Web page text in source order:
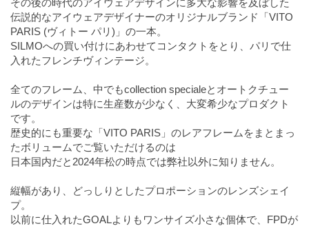
伝説的なアイウェアデザイナーのオリジナルブランド「VITO
PARIS (ヴィトー パリ)」の一本。
SILMOへの買い付けにあわせてコンタクトをとり、パリで仕
入れたフレンチヴィンテージ。
全てのフレーム、中でもcollection specialeとオートクチュー
ルのデザインは特に生産数が少なく、大変希少なプロダクト
です。
歴史的にも重要な「VITO PARIS」のレアフレームをまとまっ
たボリュームでご覧いただけるのは
日本国内だと2024年松の時点では弊社以外に知りません。
縦幅があり、どっしりとしたプロポーションのレンズシェイ
プ。
以前に仕入れたGOALよりもワンサイズ小さな個体で、FPDが